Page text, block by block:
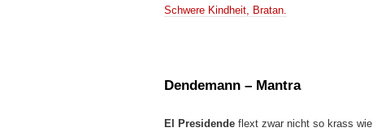
Schwere Kindheit, Bratan.
Dendemann – Mantra
El Presidende flext zwar nicht so krass wie